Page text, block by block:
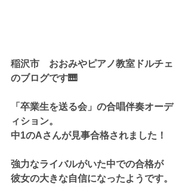
稲沢市　おおみやピアノ教室ドルチェ
のブログです🎹
「卒業生を送る会」の合唱伴奏オーデ
ィション。
中1のAさんが見事合格されました！
強力なライバルがいた中での合格が
彼女の大きな自信になったようです。